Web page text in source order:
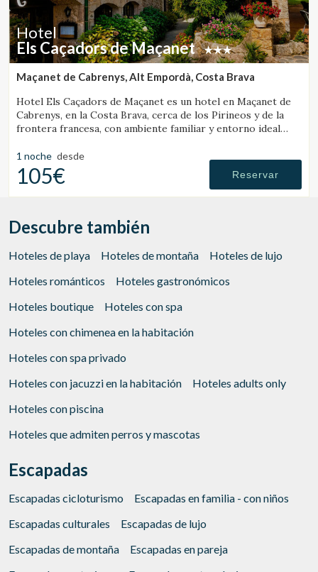
Hotel
Els Caçadors de Maçanet
Maçanet de Cabrenys, Alt Empordà, Costa Brava
Hotel Els Caçadors de Maçanet es un hotel en Maçanet de
Cabrenys, en la Costa Brava, cerca de los Pirineos y de la
frontera francesa, con ambiente familiar y entorno ideal
1 noche desde
105€ Reservar
Descubre también
Hoteles de playa Hoteles de montaña
Hoteles de lujo
Hoteles románticos
Hoteles gastronómicos
Hoteles boutique
Hoteles con spa
Hoteles con chimenea en la habitación
Hoteles con spa privado
Hoteles con jacuzzi en la habitación
Hoteles adults only
Hoteles con piscina
Hoteles que admiten perros y mascotas
Escapadas
Escapadas cicloturismo
Escapadas en familia - con niños
Escapadas culturales
Escapadas de lujo
Escapadas de montaña
Escapadas en pareja